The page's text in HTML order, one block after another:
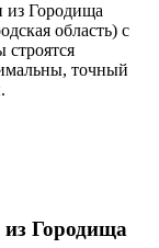
из Городища
область) с
точный
из Городища